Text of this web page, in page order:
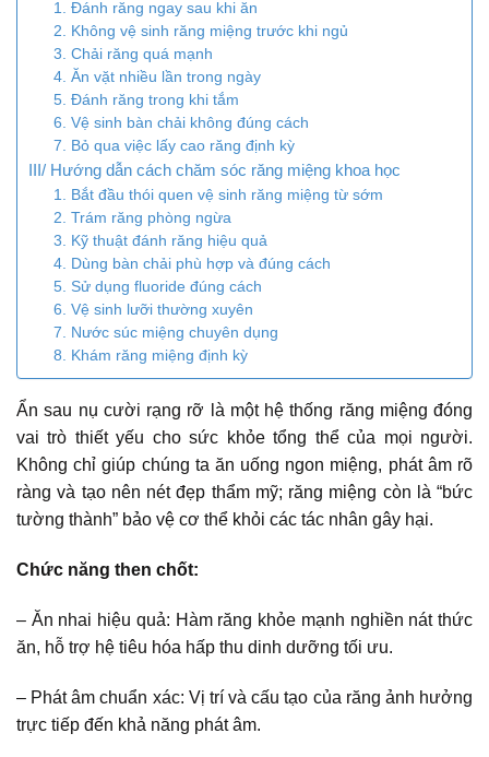
1. Đánh răng ngay sau khi ăn
2. Không vệ sinh răng miệng trước khi ngủ
3. Chải răng quá mạnh
4. Ăn vặt nhiều lần trong ngày
5. Đánh răng trong khi tắm
6. Vệ sinh bàn chải không đúng cách
7. Bỏ qua việc lấy cao răng định kỳ
III/ Hướng dẫn cách chăm sóc răng miệng khoa học
1. Bắt đầu thói quen vệ sinh răng miệng từ sớm
2. Trám răng phòng ngừa
3. Kỹ thuật đánh răng hiệu quả
4. Dùng bàn chải phù hợp và đúng cách
5. Sử dụng fluoride đúng cách
6. Vệ sinh lưỡi thường xuyên
7. Nước súc miệng chuyên dụng
8. Khám răng miệng định kỳ
Ẩn sau nụ cười rạng rỡ là một hệ thống răng miệng đóng
vai trò thiết yếu cho sức khỏe tổng thể của mọi người.
Không chỉ giúp chúng ta ăn uống ngon miệng, phát âm rõ
ràng và tạo nên nét đẹp thẩm mỹ; răng miệng còn là “bức
tường thành” bảo vệ cơ thể khỏi các tác nhân gây hại.
Chức năng then chốt:
– Ăn nhai hiệu quả: Hàm răng khỏe mạnh nghiền nát thức
ăn, hỗ trợ hệ tiêu hóa hấp thu dinh dưỡng tối ưu.
– Phát âm chuẩn xác: Vị trí và cấu tạo của răng ảnh hưởng
trực tiếp đến khả năng phát âm.